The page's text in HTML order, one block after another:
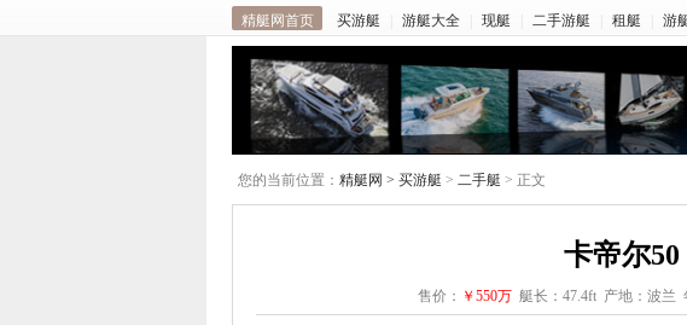
精艇网首页 买游艇 游艇大全 现艇 二手游艇 租艇 游
您的当前位置： 精艇网 > 买游艇 > 二手艇 > 正文
卡帝尔50
售价： ￥550万艇长：47.4ft 产地：波兰